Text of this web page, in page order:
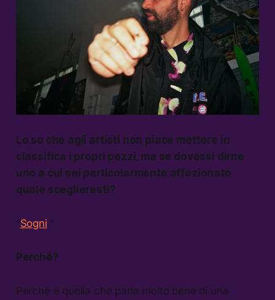
Lo so che agli artisti non piace mettere in
classifica i propri pezzi, ma se dovessi dirne
uno a cui sei particolarmente affezionato
quale sceglieresti?
“Sogni.”
Perché?
Perché è quella che parla molto bene di una